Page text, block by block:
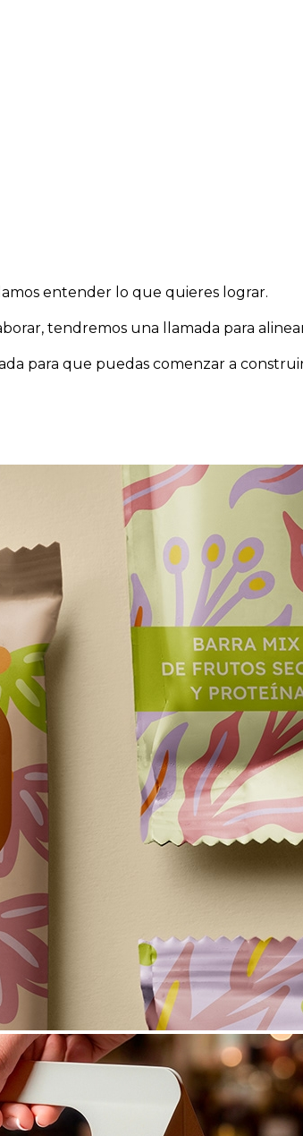
entender lo que quieres lograr.
tendremos una llamada para
para que puedas comenzar a